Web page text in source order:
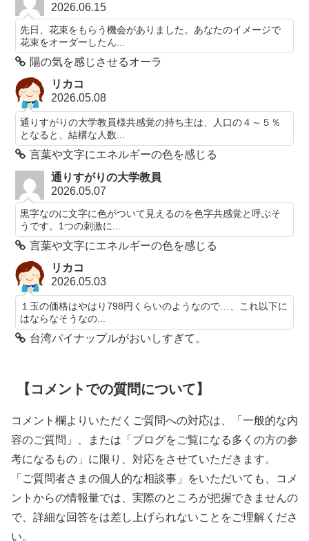
2026.06.15
先日、花束をもらう機会がありました。あなたのイメージで
花束をオーダーしたん...
陽の気を感じさせるオーラ
リカコ
2026.05.08
通りすがりの大学教員様共感覚の持ち主は、人口の４～５％
となると、結構な人数...
言葉や文字にエネルギーの色を感じる
通りすがりの大学教員
2026.05.07
黒字なのに文字に色がついて見えるのを色字共感覚と呼ぶそ
うです。1つの刺激に...
言葉や文字にエネルギーの色を感じる
リカコ
2026.05.03
１玉の価格はやはり798円くらいのようなので…、これ以下に
はならなそうなの...
台湾パイナップルがおいしすぎて。
【コメントでの質問について】
コメント欄よりいただくご質問への対応は、「一般的な内
容のご質問」、または「ブログをご覧になる多くの方の参
考になるもの」に限り、対応をさせていただきます。
「ご質問者さまの個人的な相談事」をいただいても、コメ
ントからの情報量では、実際のところが把握できませんの
で、詳細な回答をは差し上げられないことをご理解くださ
い。